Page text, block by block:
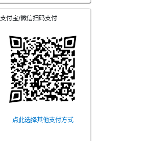
支付宝/微信扫码支付
点此选择其他支付方式